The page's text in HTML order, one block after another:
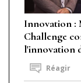
Innovation :
Challenge
l'innovation
Réagir